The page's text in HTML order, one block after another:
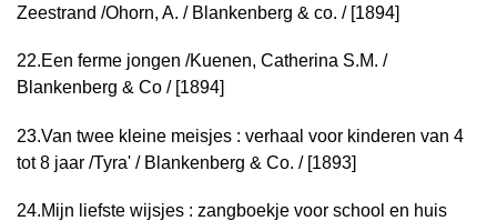
Zeestrand /Ohorn, A. / Blankenberg & co. / [1894]
22.Een ferme jongen /Kuenen, Catherina S.M. /
Blankenberg & Co / [1894]
23.Van twee kleine meisjes : verhaal voor kinderen van 4
tot 8 jaar /Tyra' / Blankenberg & Co. / [1893]
24.Mijn liefste wijsjes : zangboekje voor school en huis